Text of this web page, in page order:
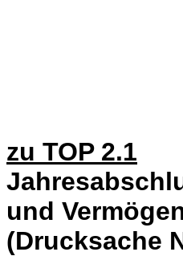
zu TOP 2.1
und
(Drucksache